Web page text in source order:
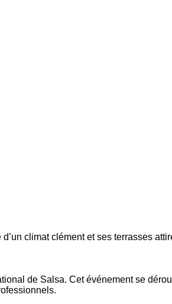
climat clément et ses terrasses
de Salsa. Cet événement se